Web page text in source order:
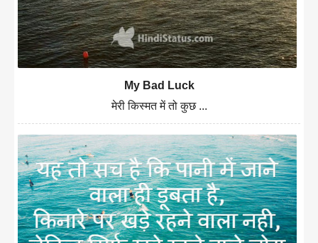
My Bad Luck
मेरी किस्मत में तो कुछ ...